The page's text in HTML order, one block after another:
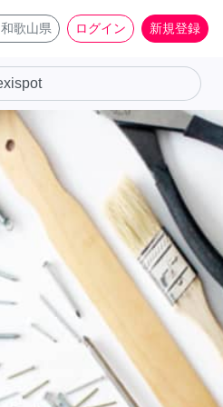
和歌山県 ログイン 新規登録